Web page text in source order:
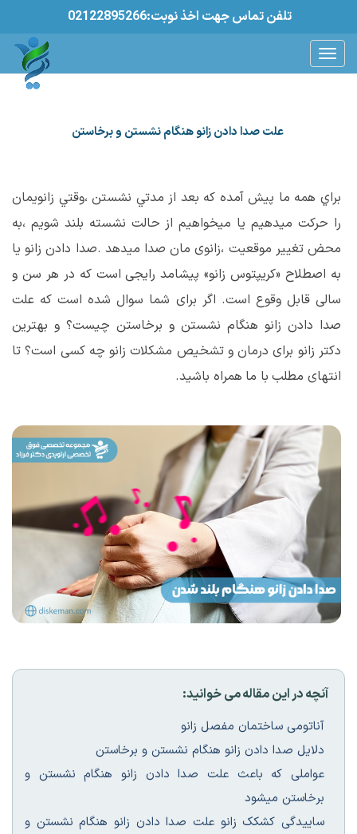
02122895266:تلفن تماس جهت اخذ نوبت
علت صدا دادن زانو هنگام نشستن و برخاستن
براي همه ما پيش آمده كه بعد از مدتي نشستن ،وقتي زانويمان
را حركت ميدهيم يا ميخواهيم از حالت نشسته بلند شويم ،به
محض تغییر موقعیت ،زانوی مان صدا میدهد .صدا دادن زانو یا
به اصطلاح «کریپتوس زانو» پیشامد رایجی است که در هر سن و
سالی قابل وقوع است. اگر برای شما سوال شده است که علت
صدا دادن زانو هنگام نشستن و برخاستن چیست؟ و بهترین
دکتر زانو برای درمان و تشخیص مشکلات زانو چه کسی است؟ تا
انتهای مطلب با ما همراه باشید.
آنچه در این مقاله می خوانید:
آناتومی ساختمان مفصل زانو
دلایل صدا دادن زانو هنگام نشستن و برخاستن
عواملی که باعث علت صدا دادن زانو هنگام نشستن و
برخاستن میشود
ساییدگی کشکک زانو علت صدا دادن زانو هنگام نشستن و